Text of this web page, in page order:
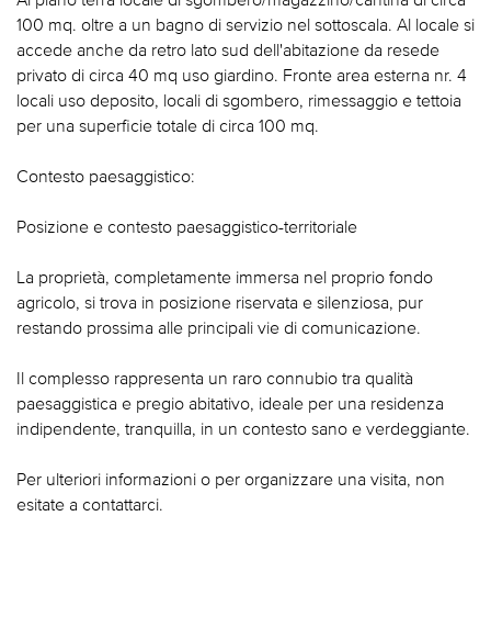
100 mq. oltre a un bagno di servizio nel sottoscala. Al locale si
accede anche da retro lato sud dell'abitazione da resede
privato di circa 40 mq uso giardino. Fronte area esterna nr. 4
locali uso deposito, locali di sgombero, rimessaggio e tettoia
per una superficie totale di circa 100 mq.
Contesto paesaggistico:
Posizione e contesto paesaggistico-territoriale
La proprietà, completamente immersa nel proprio fondo
agricolo, si trova in posizione riservata e silenziosa, pur
restando prossima alle principali vie di comunicazione.
Il complesso rappresenta un raro connubio tra qualità
paesaggistica e pregio abitativo, ideale per una residenza
indipendente, tranquilla, in un contesto sano e verdeggiante.
Per ulteriori informazioni o per organizzare una visita, non
esitate a contattarci.